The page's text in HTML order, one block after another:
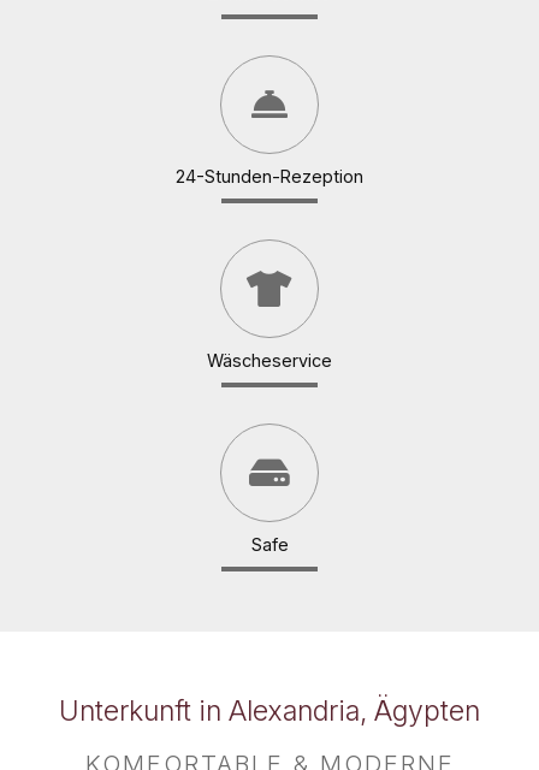
24-Stunden-Rezeption
Wäscheservice
Safe
Unterkunft in Alexandria, Ägypten
KOMFORTABLE & MODERNE